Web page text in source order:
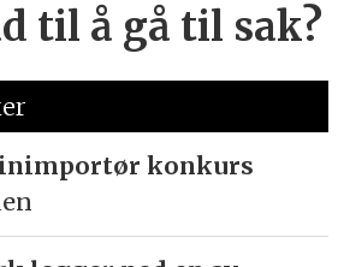
til å gå til sak?
konkurs